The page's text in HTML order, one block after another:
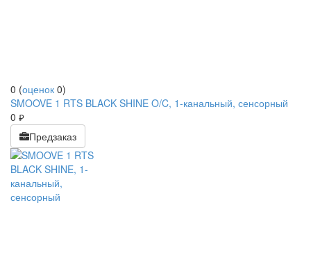
0 (оценок 0)
SMOOVE 1 RTS BLACK SHINE O/C, 1-канальный, сенсорный
0 руб.
Предзаказ